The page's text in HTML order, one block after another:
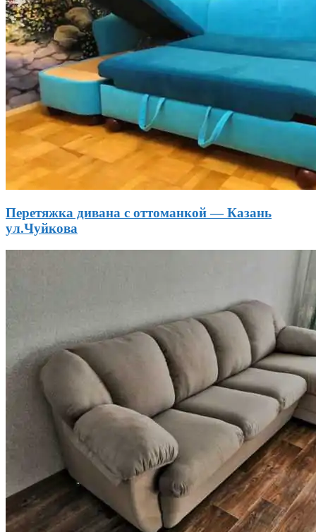
Перетяжка дивана с оттоманкой — Казань
ул.Чуйкова